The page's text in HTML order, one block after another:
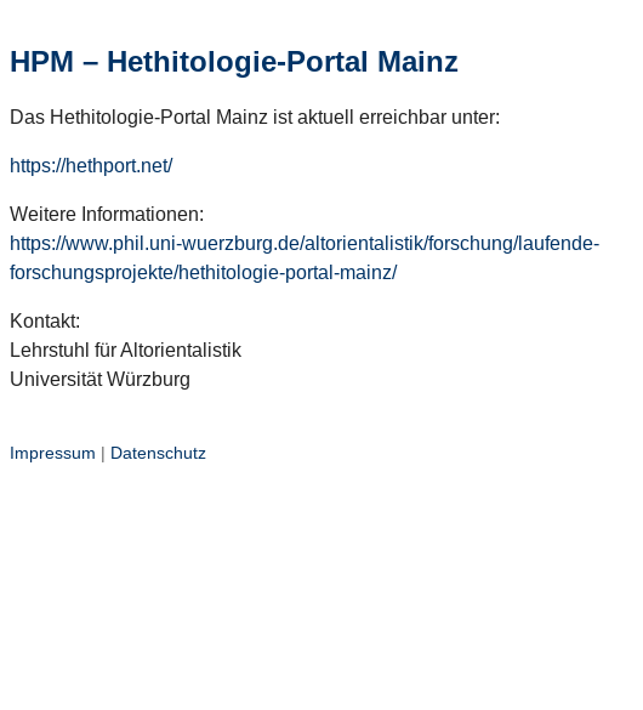
HPM – Hethitologie-Portal Mainz
Das Hethitologie-Portal Mainz ist aktuell erreichbar unter:
https://hethport.net/
Weitere Informationen:
https://www.phil.uni-wuerzburg.de/altorientalistik/forschung/laufende-
forschungsprojekte/hethitologie-portal-mainz/
Kontakt:
Lehrstuhl für Altorientalistik
Universität Würzburg
Impressum | Datenschutz